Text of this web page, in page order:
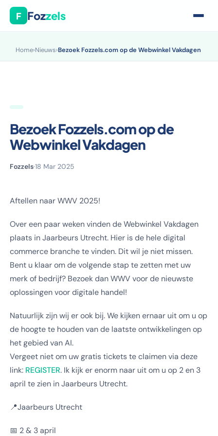
F Fozzels
Home›Nieuws›Bezoek Fozzels.com op de Webwinkel Vakdagen
Bezoek Fozzels.com op de
Webwinkel Vakdagen
Fozzels·18 Mar 2025
Aftellen naar WWV 2025!
Over een paar weken vinden de Webwinkel Vakdagen
plaats in Jaarbeurs Utrecht. Hier is de hele digital
commerce branche te vinden. Dit wil je niet missen.
Bent u klaar om de volgende stap te zetten met uw
merk of bedrijf? Bezoek dan WWV voor de nieuwste
oplossingen voor digitale handel!
Natuurlijk zijn wij er ook bij. We kijken ernaar uit om u op
de hoogte te houden van de laatste ontwikkelingen op
het gebied van AI.
Vergeet niet om uw gratis tickets te claimen via deze
link: REGISTER. Ik kijk er enorm naar uit om u op 2 en 3
april te zien in Jaarbeurs Utrecht.
📍Jaarbeurs Utrecht
📅 2 & 3 april